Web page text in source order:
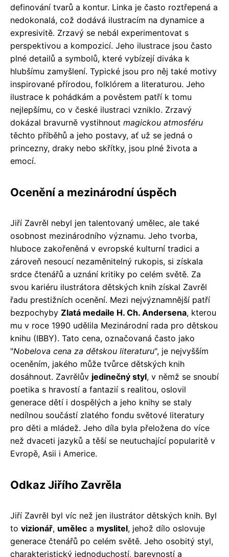
definování tvarů a kontur. Linka je často roztřepená a
nedokonalá, což dodává ilustracím na dynamice a
expresivitě. Zrzavý se nebál experimentovat s
perspektivou a kompozicí. Jeho ilustrace jsou často
plné detailů a symbolů, které vybízejí diváka k
hlubšímu zamyšlení. Typické jsou pro něj také motivy
inspirované přírodou, folklórem a literaturou. Jeho
ilustrace k pohádkám a pověstem patří k tomu
nejlepšímu, co v české ilustraci vzniklo. Zrzavý
dokázal bravurně vystihnout magickou atmosféru
těchto příběhů a jeho postavy, ať už se jedná o
princezny, draky nebo skřítky, jsou plné života a
emocí.
Ocenění a mezinárodní úspěch
Jiří Zavrěl nebyl jen talentovaný umělec, ale také
osobnost mezinárodního významu. Jeho tvorba,
hluboce zakořeněná v evropské kulturní tradici a
zároveň nesoucí nezaměnitelný rukopis, si získala
srdce čtenářů a uznání kritiky po celém světě. Za
svou kariéru ilustrátora dětských knih získal Zavrěl
řadu prestižních ocenění. Mezi nejvýznamnější patří
bezpochyby Zlatá medaile H. Ch. Andersena, kterou
mu v roce 1990 udělila Mezinárodní rada pro dětskou
knihu (IBBY). Tato cena, označovaná často jako
"Nobelova cena za dětskou literaturu", je nejvyšším
oceněním, jakého může tvůrce dětských knih
dosáhnout. Zavrělův jedinečný styl, v němž se snoubí
poetika s hravostí a fantazií s realitou, oslovil
generace dětí i dospělých a jeho knihy se staly
nedílnou součástí zlatého fondu světové literatury
pro děti a mládež. Jeho díla byla přeložena do více
než dvaceti jazyků a těší se neutuchající popularitě v
Evropě, Asii i Americe.
Odkaz Jiřího Zavrěla
Jiří Zavrěl byl víc než jen ilustrátor dětských knih. Byl
to vizionář, umělec a myslitel, jehož dílo oslovuje
generace čtenářů po celém světě. Jeho osobitý styl,
charakteristický jednoduchostí, barevností a